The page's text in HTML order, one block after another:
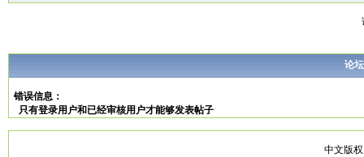
论
错误信息：
只有登录用户和已经审核用户才能够发表帖子
中文版